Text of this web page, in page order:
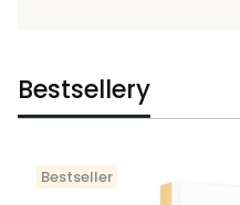
Bestsellery
Bestseller